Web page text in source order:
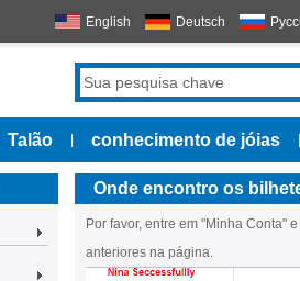
English Deutsch
Talão conhecimento de jóias
Onde encontro os
Por favor, entre em "Minha Conta"
anteriores na página.